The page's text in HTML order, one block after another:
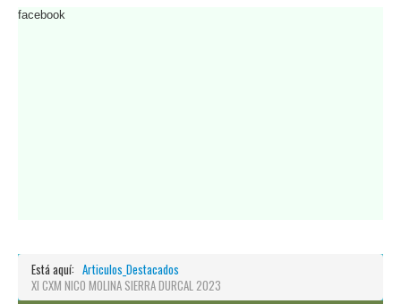
facebook
Está aquí: Articulos_Destacados
XI CXM NICO MOLINA SIERRA DURCAL 2023